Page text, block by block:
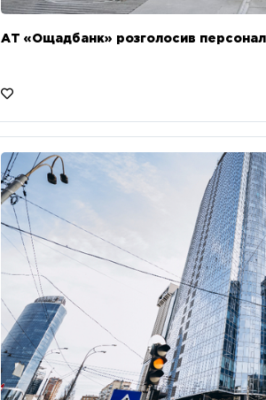
АТ «Ощадбанк» розголосив